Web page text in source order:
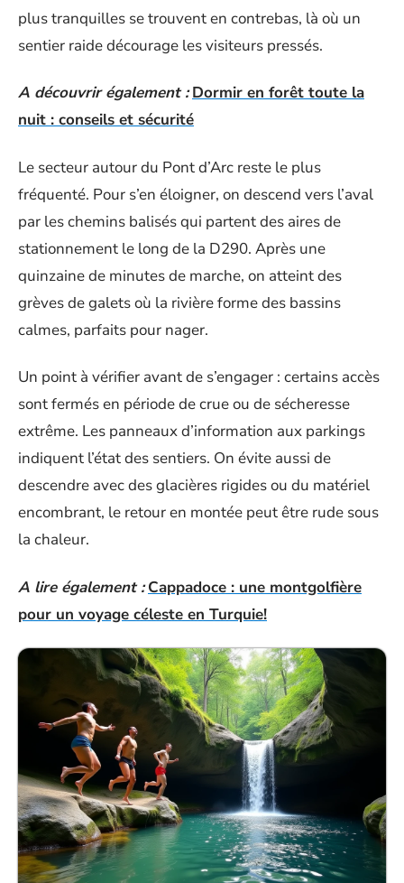
plus tranquilles se trouvent en contrebas, là où un
sentier raide décourage les visiteurs pressés.
A découvrir également : Dormir en forêt toute la
nuit : conseils et sécurité
Le secteur autour du Pont d’Arc reste le plus
fréquenté. Pour s’en éloigner, on descend vers l’aval
par les chemins balisés qui partent des aires de
stationnement le long de la D290. Après une
quinzaine de minutes de marche, on atteint des
grèves de galets où la rivière forme des bassins
calmes, parfaits pour nager.
Un point à vérifier avant de s’engager : certains accès
sont fermés en période de crue ou de sécheresse
extrême. Les panneaux d’information aux parkings
indiquent l’état des sentiers. On évite aussi de
descendre avec des glacières rigides ou du matériel
encombrant, le retour en montée peut être rude sous
la chaleur.
A lire également : Cappadoce : une montgolfière
pour un voyage céleste en Turquie!